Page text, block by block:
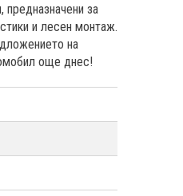
предназначени за
и лесен монтаж.
на
още днес!